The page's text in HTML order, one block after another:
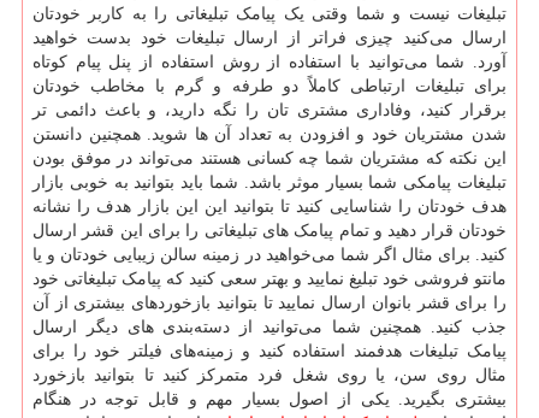
تبلیغات نیست و شما وقتی یک پیامک تبلیغاتی را به کاربر خودتان
ارسال می‌کنید چیزی فراتر از ارسال تبلیغات خود بدست خواهید
آورد. شما می‌توانید با استفاده از روش استفاده از پنل پیام کوتاه
برای تبلیغات ارتباطی کاملاً دو طرفه و گرم با مخاطب خودتان
برقرار کنید، وفاداری مشتری تان را نگه دارید، و باعث دائمی تر
شدن مشتریان خود و افزودن به تعداد آن‌ ها شوید. همچنین دانستن
این نکته که مشتریان شما چه کسانی هستند می‌تواند در موفق بودن
تبلیغات پیامکی شما بسیار موثر باشد. شما باید بتوانید به خوبی بازار
هدف خودتان را شناسایی کنید تا بتوانید این این بازار هدف را نشانه
خودتان قرار دهید و تمام پیامک‌ های تبلیغاتی را برای این قشر ارسال
کنید. برای مثال اگر شما می‌خواهید در زمینه سالن زیبایی خودتان و یا
مانتو فروشی خود تبلیغ نمایید و بهتر سعی کنید که پیامک تبلیغاتی خود
را برای قشر بانوان ارسال نمایید تا بتوانید بازخوردهای بیشتری از آن
جذب کنید. همچنین شما می‌توانید از دسته‌بندی ‌های دیگر ارسال
پیامک تبلیغات هدفمند استفاده کنید و زمینه‌های فیلتر خود را برای
مثال روی سن، یا روی شغل فرد متمرکز کنید تا بتوانید بازخورد
بیشتری بگیرید. یکی از اصول بسیار مهم و قابل‌ توجه در هنگام